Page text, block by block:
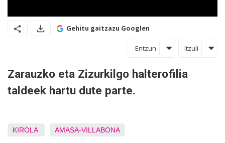
Gehitu gaitzazu Googlen
Entzun Itzuli
Zarauzko eta Zizurkilgo halterofilia
taldeek hartu dute parte.
KIROLA AMASA-VILLABONA